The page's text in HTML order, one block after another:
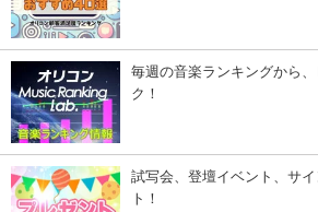
毎週の音楽ランキングから
ク！
試写会、登壇イベント、サ
ト！